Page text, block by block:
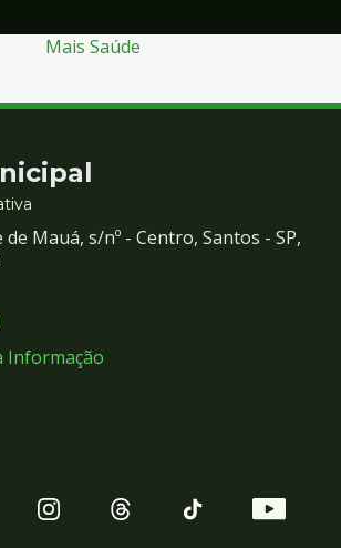
Mais Saúde
de Mauá, s/nº - Centro, Santos - SP,
Informação